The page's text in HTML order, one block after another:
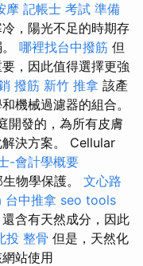
摩 記帳士 考試 準備
，陽光不足的時期存
哪裡找台中撥筋 但
，因此值得選擇更強
撥筋 新竹 推拿 該產
機械過濾器的組合。
開發的，為所有皮膚
決方案。 Cellular
-會計學概要
物學保護。 文心路
台中推拿 seo tools
含有天然成分，因此
投 整骨 但是，天然化
站使用